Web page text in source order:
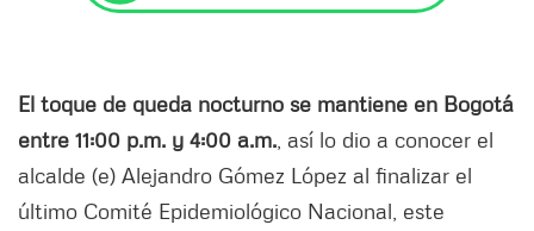
El toque de queda nocturno se mantiene en Bogotá
entre 11:00 p.m. y 4:00 a.m. , así lo dio a conocer el
alcalde (e) Alejandro Gómez López al finalizar el
último Comité Epidemiológico Nacional, este